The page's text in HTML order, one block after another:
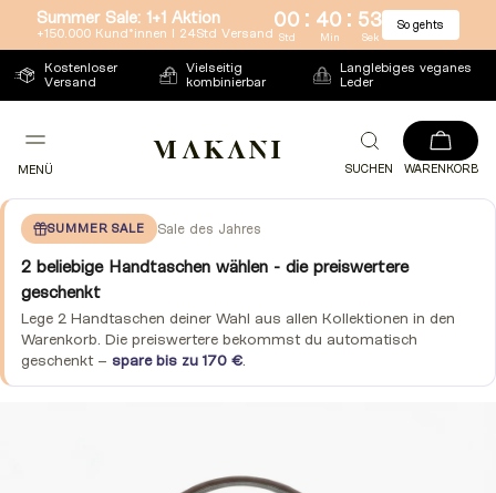
Direkt
zum
Inhalt
Summer Sale: 1+1 Aktion
+150.000 Kund*innen l 24Std Versand
00 : 40 : 52
Std Min Sek
So gehts
Kostenloser
Versand
Vielseitig
kombinierbar
Langlebiges veganes
Leder
MENÜ SUCHEN WARENKORB
SUMMER SALE Sale des Jahres
2 beliebige Handtaschen wählen - die preiswertere
geschenkt
Lege 2 Handtaschen deiner Wahl aus allen Kollektionen in den
Warenkorb. Die preiswertere bekommst du automatisch
geschenkt – spare bis zu 170 €